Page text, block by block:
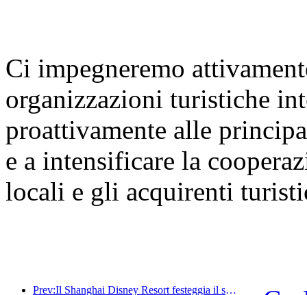
Ci impegneremo
organizzazioni turistiche
proattivamente alle
e a intensificare la
locali e gli acquirenti
Prev:Il Shanghai Disney Resort festeggia il suo decimo anniversario, avendo accolto finora oltre 100 milioni di visitatori.